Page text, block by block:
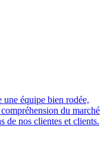
une équipe bien rodée,
du marché
de nos clientes et clients.